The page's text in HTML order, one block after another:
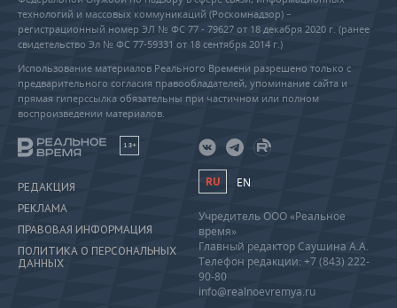
технологий и массовых коммуникаций (Роскомнадзор) –
регистрационный номер ЭЛ № ФС 77 - 79627 от 18 декабря 2020 г. (ранее
свидетельство Эл № ФС 77-59331 от 18 сентября 2014 г.)
Использование материалов Реального Времени разрешено только с
предварительного согласия правообладателей, упоминание сайта и
прямая гиперссылка обязательны при частичном или полном
воспроизведении материалов.
18+
РЕДАКЦИЯ
РЕКЛАМА
ПРАВОВАЯ ИНФОРМАЦИЯ
ПОЛИТИКА О ПЕРСОНАЛЬНЫХ
ДАННЫХ
RU EN
Учредитель ООО «Реальное
время»
Главный редактор Саушина А.А.
Телефон редакции: +7 (843) 222-
90-80
info@realnoevremya.ru